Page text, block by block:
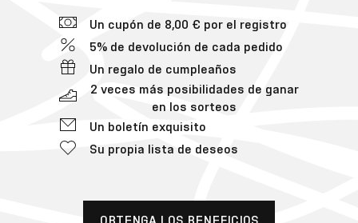
Un cupón de 8,00 € por el registro
5% de devolución de cada pedido
Un regalo de cumpleaños
2 veces más posibilidades de ganar
en los sorteos
Un boletín exquisito
Su propia lista de deseos